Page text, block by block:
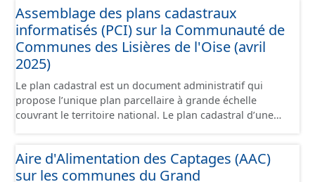
- Plantations : proposition de plantation de haies (haie
basse, haie mixte, etc.).
sont désaffectées mais sont toujours physiquement
présentes sur le terrain.
Assemblage des plans cadastraux
informatisés (PCI) sur la Communauté de
Communes des Lisières de l'Oise (avril
2025)
Le plan cadastral est un document administratif qui
propose l’unique plan parcellaire à grande échelle
couvrant le territoire national. Le plan cadastral d’une
communément appelées « feuilles de plan ». La parcelle
est l’unité cadastrale de base. C’est un terrain d’un seul
Aire d'Alimentation des Captages (AAC)
sur les communes du Grand